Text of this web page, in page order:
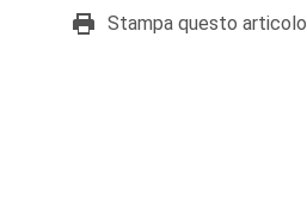
Stampa questo articolo